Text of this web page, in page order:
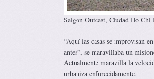
Saigon Outcast, Ciudad Ho
“Aquí las casas se improvisan
antes”, se maravillaba un
Actualmente maravilla la
urbaniza enfurecidamente.